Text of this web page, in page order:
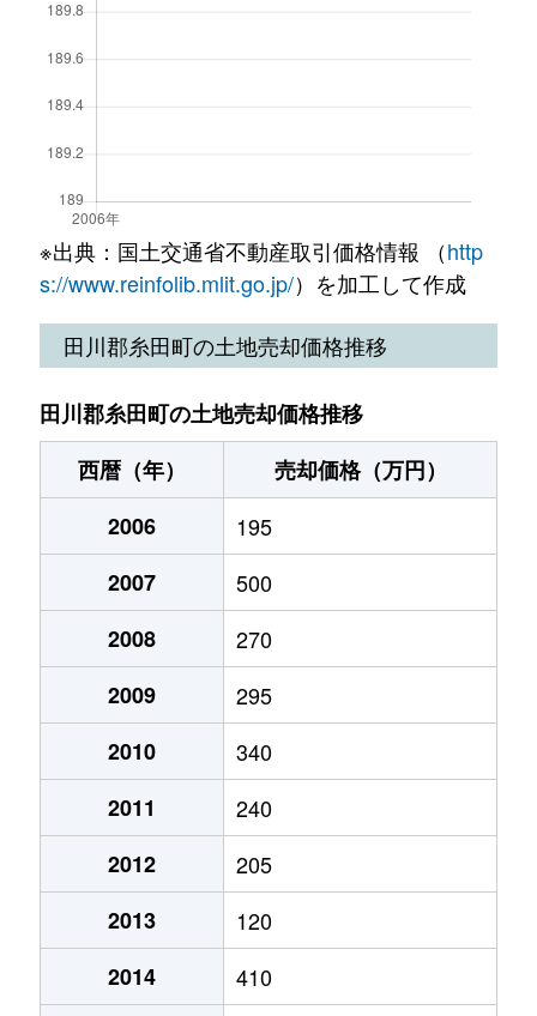
※出典：国土交通省不動産取引価格情報 （http
s://www.reinfolib.mlit.go.jp/）を加工して作成
田川郡糸田町の土地売却価格推移
田川郡糸田町の土地売却価格推移
西暦（年）
売却価格（万円）
2006
195
2007
500
2008
270
2009
295
2010
340
2011
240
2012
205
2013
120
2014
410